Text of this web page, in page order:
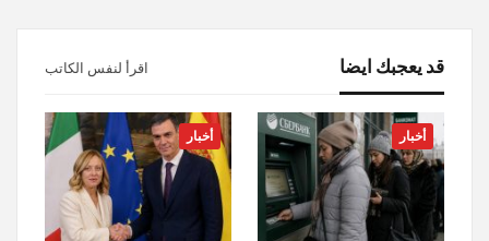
قد يعجبك ايضا اقرأ لنفس الكاتب
أخبار أخبار